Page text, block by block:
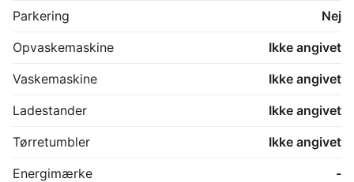
Parkering
Nej
Opvaskemaskine
Ikke angivet
Vaskemaskine
Ikke angivet
Ladestander
Ikke angivet
Tørretumbler
Ikke angivet
Energimærke
-